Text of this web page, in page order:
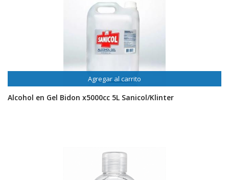
Agregar al carrito
Alcohol en Gel Bidon x5000cc 5L Sanicol/Klinter